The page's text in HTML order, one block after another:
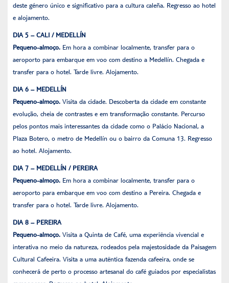
deste género único e significativo para a cultura caleña. Regresso ao hotel
e alojamento.
DIA 5 – CALI / MEDELLÍN
Pequeno-almoço. Em hora a combinar localmente, transfer para o
aeroporto para embarque em voo com destino a Medellín. Chegada e
transfer para o hotel. Tarde livre. Alojamento.
DIA 6 – MEDELLÍN
Pequeno-almoço. Visita da cidade. Descoberta da cidade em constante
evolução, cheia de contrastes e em transformação constante. Percurso
pelos pontos mais interessantes da cidade como o Palácio Nacional, a
Plaza Botero, o metro de Medellín ou o bairro da Comuna 13. Regresso
ao hotel. Alojamento.
DIA 7 – MEDELLÍN / PEREIRA
Pequeno-almoço. Em hora a combinar localmente, transfer para o
aeroporto para embarque em voo com destino a Pereira. Chegada e
transfer para o hotel. Tarde livre. Alojamento.
DIA 8 – PEREIRA
Pequeno-almoço. Visita a Quinta de Café, uma experiência vivencial e
interativa no meio da natureza, rodeados pela majestosidade da Paisagem
Cultural Cafeeira. Visita a uma autêntica fazenda cafeeira, onde se
conhecerá de perto o processo artesanal do café guiados por especialistas